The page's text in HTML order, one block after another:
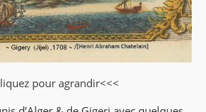
pour agrandir<<<